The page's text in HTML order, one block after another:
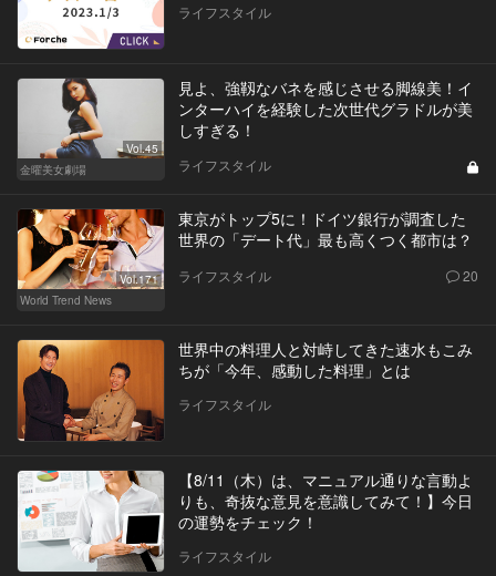
ライフスタイル
Vol.45
金曜美女劇場
見よ、強靱なバネを感じさせる脚線美！イ
ンターハイを経験した次世代グラドルが美
しすぎる！
ライフスタイル
Vol.171
World Trend News
東京がトップ5に！ドイツ銀行が調査した
世界の「デート代」最も高くつく都市は？
ライフスタイル 20
世界中の料理人と対峙してきた速水もこみ
ちが「今年、感動した料理」とは
ライフスタイル
【8/11（木）は、マニュアル通りな言動よ
りも、奇抜な意見を意識してみて！】今日
の運勢をチェック！
ライフスタイル